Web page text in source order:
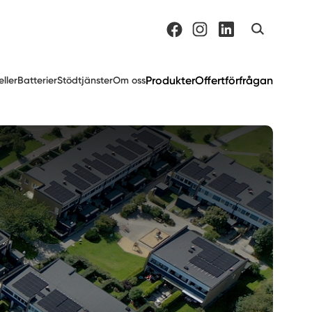
BatterierStödtjänsterOm ossProdukterOffertförfrågan